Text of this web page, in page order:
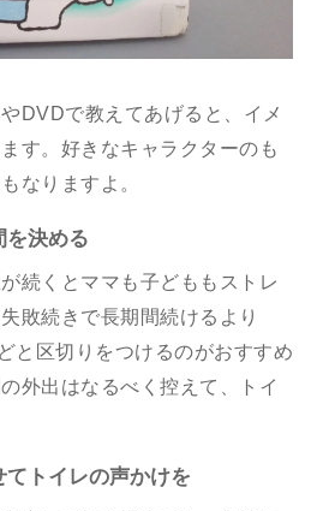
DVDで教えてあげると、イメ
す。好きなキャラクターのも
なりますよ。
を決める
続くとママも子どももストレ
敗続きで長期間続けるより
と区切りをつけるのがおすすめ
外出はなるべく控えて、トイ
てトイレの声かけを